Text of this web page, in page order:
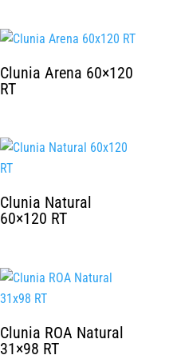
Clunia Arena 60×120
RT
Clunia Natural
60×120 RT
Clunia ROA Natural
31×98 RT